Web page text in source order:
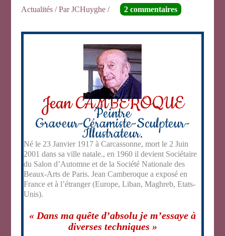
Actualités / ParJCHuyghe/ 2 commentaires
Jean CAMBEROQUE
Peintre
Graveur-Céramiste-Sculpteur-
Illustrateur.
Né le 23 Janvier 1917 à Carcassonne, mort le 2 Juin
2001 dans sa ville natale., en 1960 il devient Sociétaire
du Salon d’Automne et de la Société Nationale des
Beaux-Arts de Paris. Jean Camberoque a exposé en
France et à l’étranger (Europe, Liban, Maghreb, Etats-
Unis).
« Dans ma quête d’absolu je m’essaye à
diverses techniques »